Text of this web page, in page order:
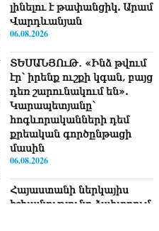
լինելու է թափանցիկ. Արամ
Վարդևանյան
06.08.2026
ՏԵՍԱՆՅՈւԹ․ «Ինձ թվում
էր՝ իրենք ուշքի կգան, բայց
դեռ շարունակում են».
Կարապետյանը՝
հոգևորականների դեմ
քրեական գործընթացի
մասին
06.08.2026
Հայաստանի ներկայիս
իշխանությունը ձախողում